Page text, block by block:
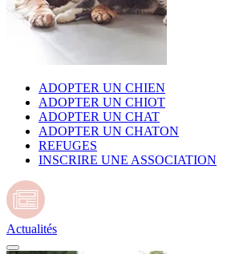
ADOPTER UN CHIEN
ADOPTER UN CHIOT
ADOPTER UN CHAT
ADOPTER UN CHATON
REFUGES
INSCRIRE UNE ASSOCIATION
Actualités